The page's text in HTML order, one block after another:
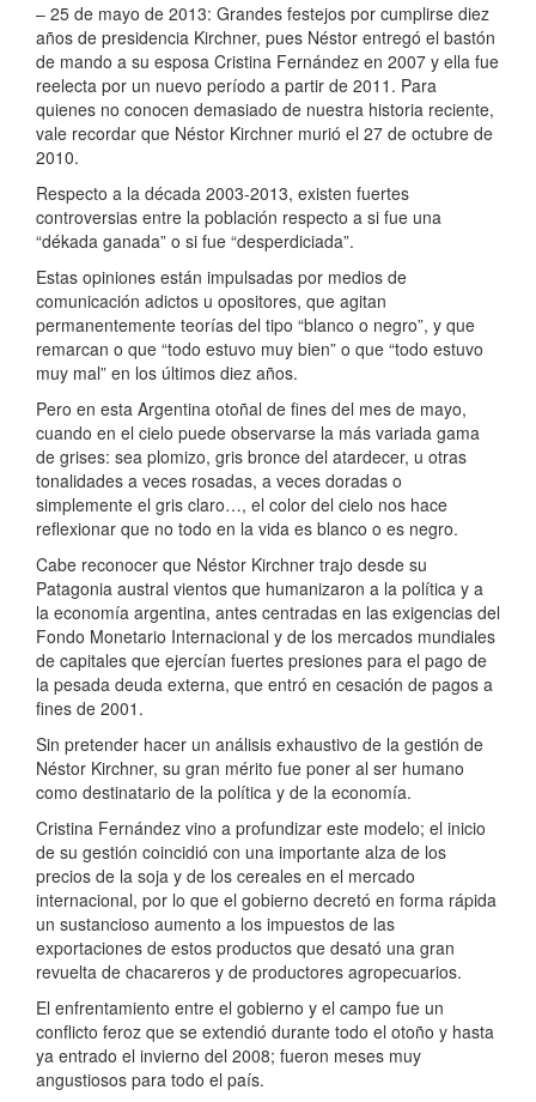
– 25 de mayo de 2013: Grandes festejos por cumplirse diez
años de presidencia Kirchner, pues Néstor entregó el bastón
de mando a su esposa Cristina Fernández en 2007 y ella fue
reelecta por un nuevo período a partir de 2011. Para
quienes no conocen demasiado de nuestra historia reciente,
vale recordar que Néstor Kirchner murió el 27 de octubre de
2010.
Respecto a la década 2003-2013, existen fuertes
controversias entre la población respecto a si fue una
“dékada ganada” o si fue “desperdiciada”.
Estas opiniones están impulsadas por medios de
comunicación adictos u opositores, que agitan
permanentemente teorías del tipo “blanco o negro”, y que
remarcan o que “todo estuvo muy bien” o que “todo estuvo
muy mal” en los últimos diez años.
Pero en esta Argentina otoñal de fines del mes de mayo,
cuando en el cielo puede observarse la más variada gama
de grises: sea plomizo, gris bronce del atardecer, u otras
tonalidades a veces rosadas, a veces doradas o
simplemente el gris claro…, el color del cielo nos hace
reflexionar que no todo en la vida es blanco o es negro.
Cabe reconocer que Néstor Kirchner trajo desde su
Patagonia austral vientos que humanizaron a la política y a
la economía argentina, antes centradas en las exigencias del
Fondo Monetario Internacional y de los mercados mundiales
de capitales que ejercían fuertes presiones para el pago de
la pesada deuda externa, que entró en cesación de pagos a
fines de 2001.
Sin pretender hacer un análisis exhaustivo de la gestión de
Néstor Kirchner, su gran mérito fue poner al ser humano
como destinatario de la política y de la economía.
Cristina Fernández vino a profundizar este modelo; el inicio
de su gestión coincidió con una importante alza de los
precios de la soja y de los cereales en el mercado
internacional, por lo que el gobierno decretó en forma rápida
un sustancioso aumento a los impuestos de las
exportaciones de estos productos que desató una gran
revuelta de chacareros y de productores agropecuarios.
El enfrentamiento entre el gobierno y el campo fue un
conflicto feroz que se extendió durante todo el otoño y hasta
ya entrado el invierno del 2008; fueron meses muy
angustiosos para todo el país.